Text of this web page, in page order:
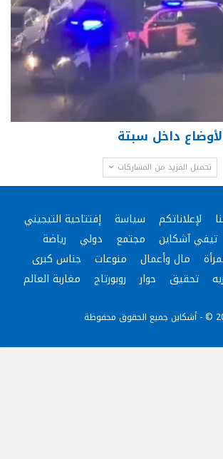
داخل سبتة
تحميل المزيد من المشاركات
لإعلاناتكم سياسة
إفتتاحية التيجيني
تيفي آشكاين مجتمع دولي
رياضة
مال وأعمال منوعات
جناس كبرى
تحقيق حوار روبورتاج مغاربة العالم
محفوظة